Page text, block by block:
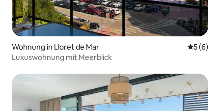
Wohnung in Lloret de Mar
5 (6)
Luxuswohnung mit Meerblick